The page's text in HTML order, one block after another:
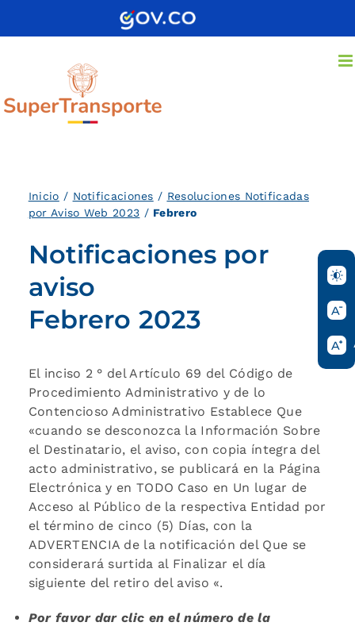
Inicio / Notificaciones / Resoluciones Notificadas
por Aviso Web 2023 / Febrero
Notificaciones por
aviso
Febrero 2023
El inciso 2 ° del Artículo 69 del Código de
Procedimiento Administrativo y de lo
Contencioso Administrativo Establece Que
«cuando se desconozca la Información Sobre
el Destinatario, el aviso, con copia íntegra del
acto administrativo, se publicará en la Página
Electrónica y en TODO Caso en Un lugar de
Acceso al Público de la respectiva Entidad por
el término de cinco (5) Días, con la
ADVERTENCIA de la notificación del Que se
considerará surtida al Finalizar el día
siguiente del retiro del aviso «.
Por favor dar clic en el número de la